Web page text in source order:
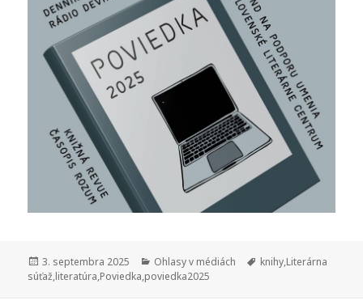
Publikované
3. septembra 2025 Kategórie
Ohlasy v médiách Značky
knihy,Literárna
súťaž,literatúra,Poviedka,poviedka2025